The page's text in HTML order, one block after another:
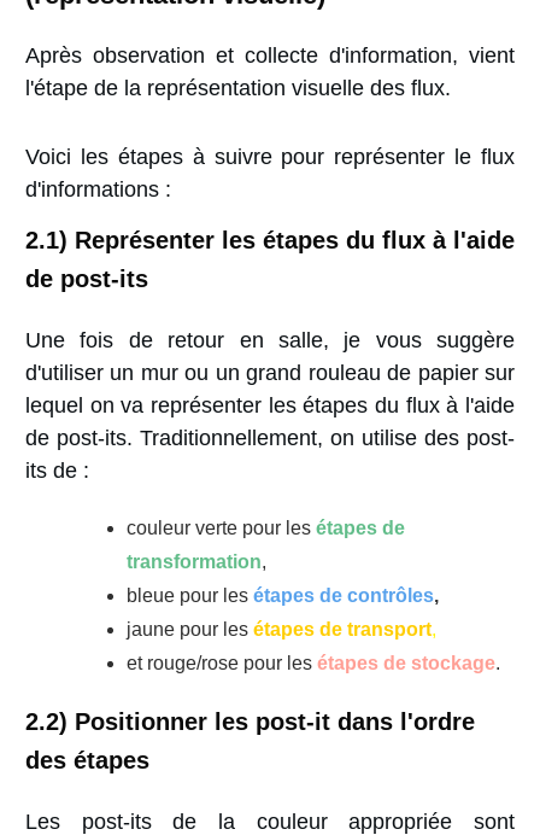
Après observation et collecte d'information, vient
l'étape de la représentation visuelle des flux.
Voici les étapes à suivre pour représenter le flux
d'informations :
2.1) Représenter les étapes du flux à l'aide
de post-its
Une fois de retour en salle, je vous suggère
d'utiliser un mur ou un grand rouleau de papier sur
lequel on va représenter les étapes du flux à l'aide
de post-its. Traditionnellement, on utilise des post-
its de :
couleur verte pour les étapes de
transformation,
bleue pour les étapes de contrôles,
jaune pour les étapes de transport,
et rouge/rose pour les étapes de stockage.
2.2) Positionner les post-it dans l'ordre
des étapes
Les post-its de la couleur appropriée sont